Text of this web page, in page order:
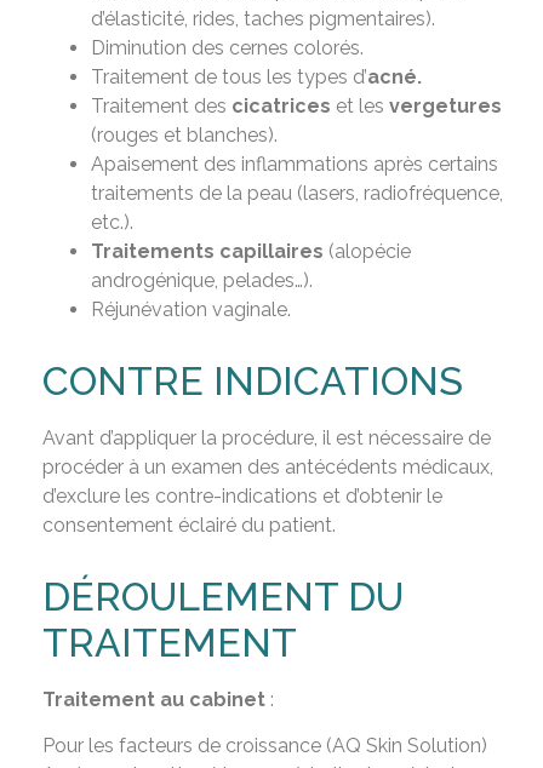
d’élasticité, rides, taches pigmentaires).
Diminution des cernes colorés.
Traitement de tous les types d’acné.
Traitement des cicatrices et les vergetures
(rouges et blanches).
Apaisement des inflammations après certains
traitements de la peau (lasers, radiofréquence,
etc.).
Traitements capillaires (alopécie
androgénique, pelades…).
Réjunévation vaginale.
CONTRE INDICATIONS
Avant d’appliquer la procédure, il est nécessaire de
procéder à un examen des antécédents médicaux,
d’exclure les contre-indications et d’obtenir le
consentement éclairé du patient.
DÉROULEMENT DU
TRAITEMENT
Traitement au cabinet :
Pour les facteurs de croissance (AQ Skin Solution)